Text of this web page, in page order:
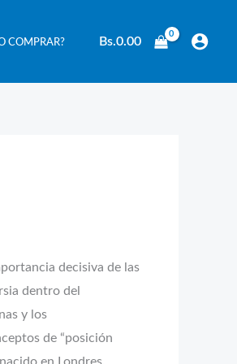
COMPRAR? Bs.0.00
decisiva de las
dentro del
y los
de “posición